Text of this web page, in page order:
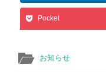
Pocket
お知らせ